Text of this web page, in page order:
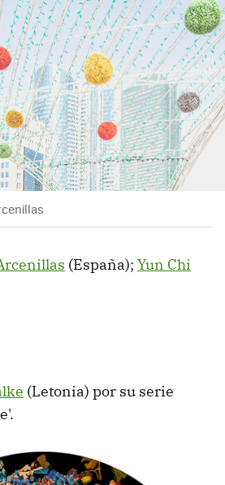
(España); Yun Chi
(Letonia) por su serie